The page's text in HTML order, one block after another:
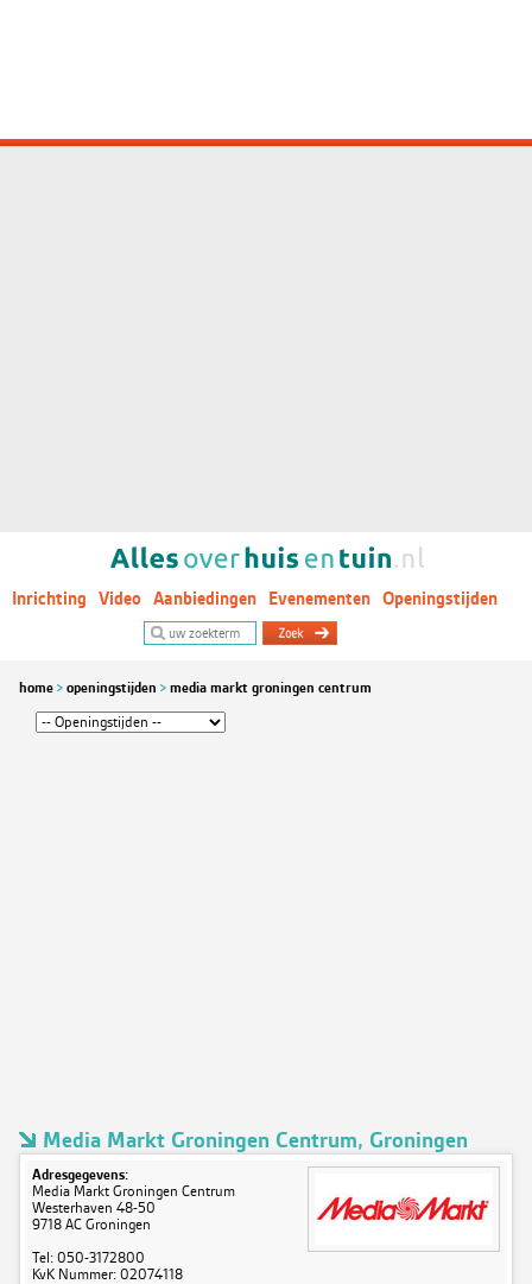
Inrichting Video Aanbiedingen Evenementen Openingstijden
home openingstijden media markt groningen centrum
Media Markt Groningen Centrum, Groningen
Adresgegevens:
Media Markt Groningen Centrum
Westerhaven 48-50
9718 AC Groningen
Tel: 050-3172800
KvK Nummer: 02074118